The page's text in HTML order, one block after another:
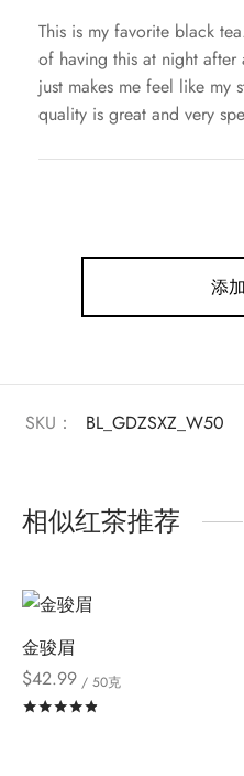
This is my favorite black
of having this at night
just makes me feel like my
quality is great and very
添
SKU： BL_GDZSXZ_W50
相似红茶推荐
金骏眉
$42.99 / 50克